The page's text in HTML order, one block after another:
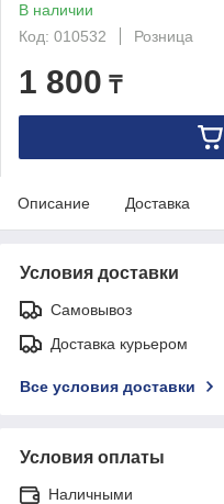
В наличии
Код: 010532
Розница
1 800 ₸
Описание Доставка
Условия доставки
Самовывоз
Доставка курьером
Все условия доставки
Условия оплаты
Наличными